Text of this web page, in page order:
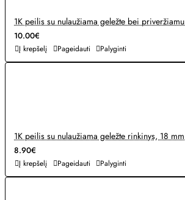
1K peilis su nulaužiama geležte bei
10.00€
Į krepšelį Pageidauti Palyginti
1K peilis su nulaužiama geležte rinkinys, 18 mm
8.90€
Į krepšelį Pageidauti Palyginti